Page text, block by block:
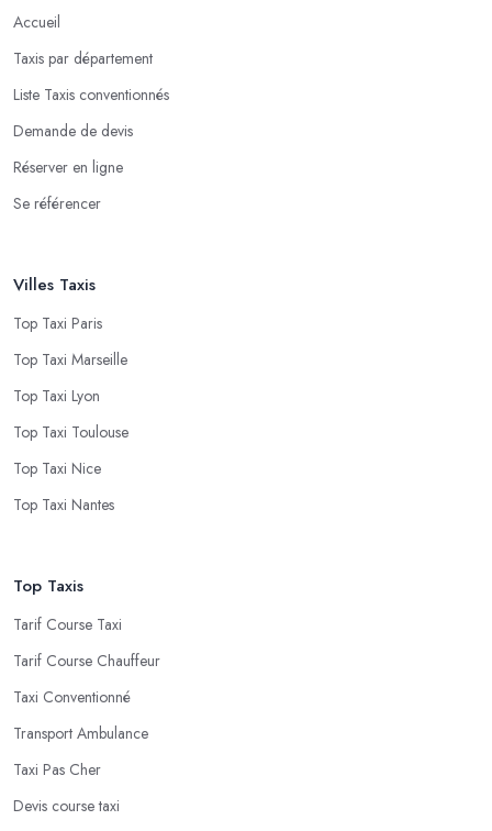
Accueil
Taxis par département
Liste Taxis conventionnés
Demande de devis
Réserver en ligne
Se référencer
Villes Taxis
Top Taxi Paris
Top Taxi Marseille
Top Taxi Lyon
Top Taxi Toulouse
Top Taxi Nice
Top Taxi Nantes
Top Taxis
Tarif Course Taxi
Tarif Course Chauffeur
Taxi Conventionné
Transport Ambulance
Taxi Pas Cher
Devis course taxi